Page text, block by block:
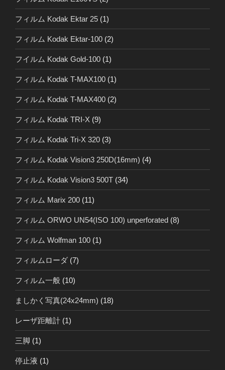
フィルム Kodak Ektar 25 (1)
フィルム Kodak Ektar-100 (2)
フイルム Kodak Gold-100 (1)
フィルム Kodak T-MAX100 (1)
フィルム Kodak T-MAX400 (2)
フィルム Kodak TRI-X (9)
フィルム Kodak Tri-X 320 (3)
フィルム Kodak Vision3 250D(16mm) (4)
フィルム Kodak Vision3 500T (34)
フィルム Marix 200 (11)
フィルム ORWO UN54(ISO 100) unperforated (8)
フィルム Wolfman 100 (1)
フィルムローダ (7)
フィルム一般 (10)
ましかく写真(24x24mm) (18)
レーザ距離計 (1)
三脚 (1)
停止液 (1)